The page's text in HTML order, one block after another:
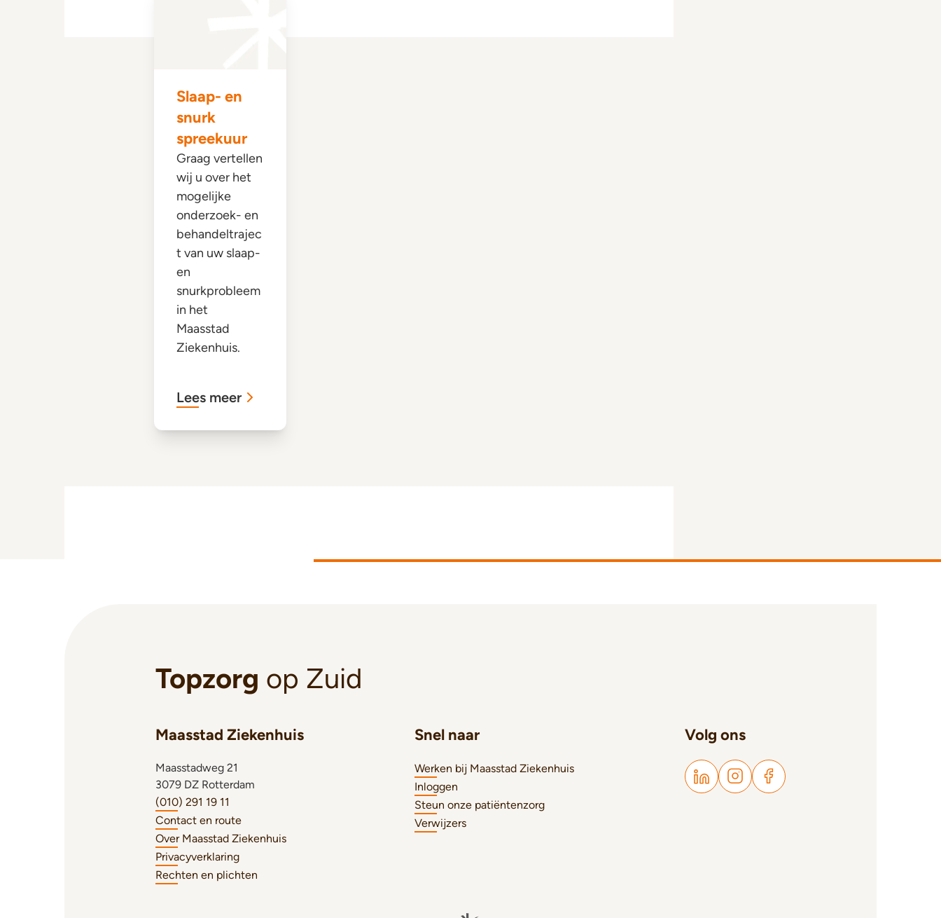
Slaap- en
snurk
spreekuur
Graag vertellen
wij u over het
mogelijke
onderzoek- en
behandeltrajec
t van uw slaap-
en
snurkprobleem
in het
Maasstad
Ziekenhuis.
Lees meer
Topzorg op Zuid
Maasstad Ziekenhuis
Maasstadweg 21
3079 DZ Rotterdam
(010) 291 19 11
Contact en route
Over Maasstad Ziekenhuis
Privacyverklaring
Rechten en plichten
Snel naar
Werken bij Maasstad Ziekenhuis
Inloggen
Steun onze patiëntenzorg
Verwijzers
Volg ons